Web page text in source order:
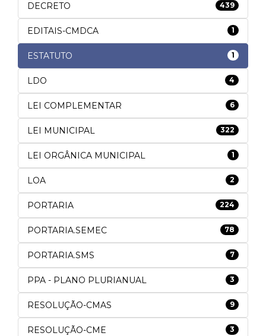
DECRETO 439
EDITAIS-CMDCA 1
ESTATUTO 1
LDO 4
LEI COMPLEMENTAR 6
LEI MUNICIPAL 322
LEI ORGÂNICA MUNICIPAL 1
LOA 2
PORTARIA 224
PORTARIA.SEMEC 78
PORTARIA.SMS 7
PPA - PLANO PLURIANUAL 3
RESOLUÇÃO-CMAS 9
RESOLUÇÃO-CME 3